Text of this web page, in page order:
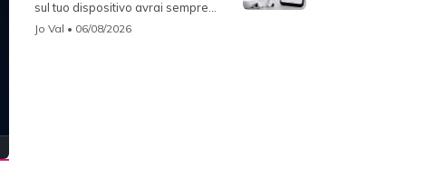
sul tuo dispositivo avrai sempre
Gemin...
Jo Val • 06/08/2026